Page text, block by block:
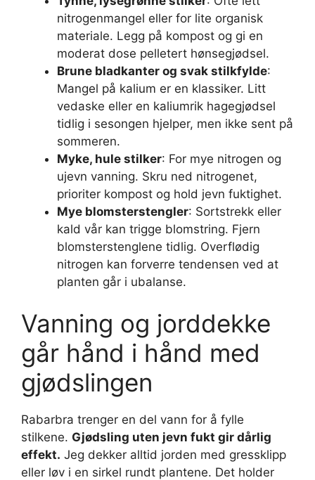
nitrogenmangel eller for lite organisk
materiale. Legg på kompost og gi en
moderat dose pelletert hønsegjødsel.
Brune bladkanter og svak stilkfylde:
Mangel på kalium er en klassiker. Litt
vedaske eller en kaliumrik hagegjødsel
tidlig i sesongen hjelper, men ikke sent på
sommeren.
Myke, hule stilker: For mye nitrogen og
ujevn vanning. Skru ned nitrogenet,
prioriter kompost og hold jevn fuktighet.
Mye blomsterstengler: Sortstrekk eller
kald vår kan trigge blomstring. Fjern
blomsterstenglene tidlig. Overflødig
nitrogen kan forverre tendensen ved at
planten går i ubalanse.
Vanning og jorddekke
går hånd i hånd med
gjødslingen
Rabarbra trenger en del vann for å fylle
stilkene. Gjødsling uten jevn fukt gir dårlig
effekt. Jeg dekker alltid jorden med gressklipp
eller løv i en sirkel rundt plantene. Det holder